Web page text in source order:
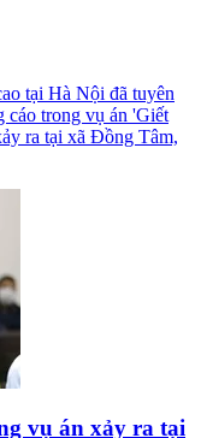
tại Hà Nội đã tuyên
cáo trong vụ án 'Giết
ra tại xã Đồng Tâm,
vụ án xảy ra tại